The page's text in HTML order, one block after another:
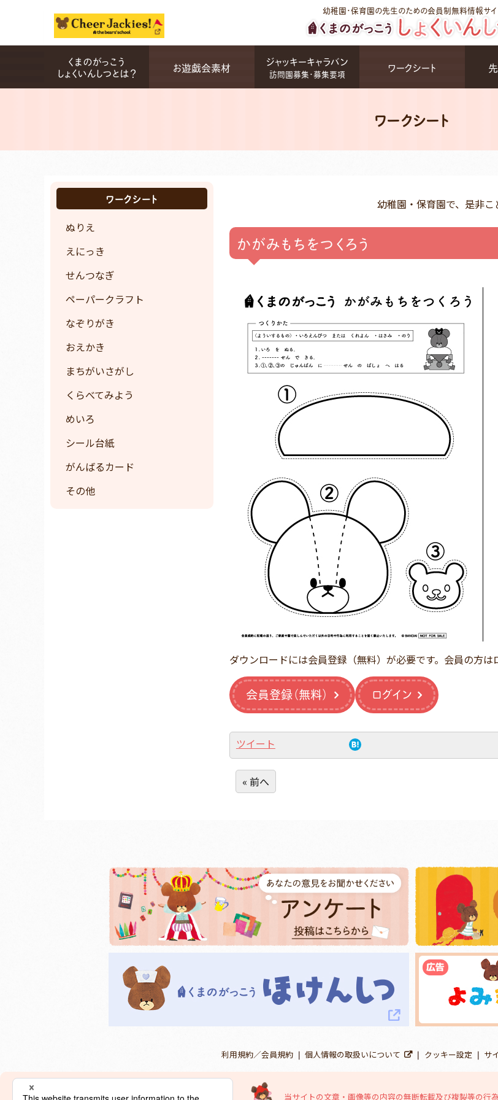
幼稚園・保育園の先生のための会員制無料情報サイ
くまのがっこう
しょくいんしつとは？ お遊戯会素材 ジャッキーキャラバン
訪問園募集・募集要項 ワークシート
ワークシート
幼稚園・保育園で、是非こ
かがみもちをつくろう
ダウンロードには会員登録（無料）が必要です。会員の方は
会員登録（無料） ログイン
ツイート
« 前へ
ワークシート
ぬりえ
えにっき
せんつなぎ
ペーパークラフト
なぞりがき
おえかき
まちがいさがし
くらべてみよう
めいろ
シール台紙
がんばるカード
その他
利用規約／会員規約 個人情報の取扱いについて クッキー設定 サ
当サイトの文章・画像等の内容の無断転載及び複製等の行